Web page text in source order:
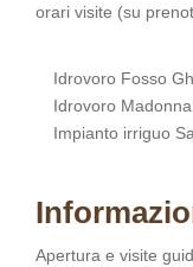
orari visite (su
Idrovoro Fosso
Idrovoro
Impianto irriguo
Apertura e visite